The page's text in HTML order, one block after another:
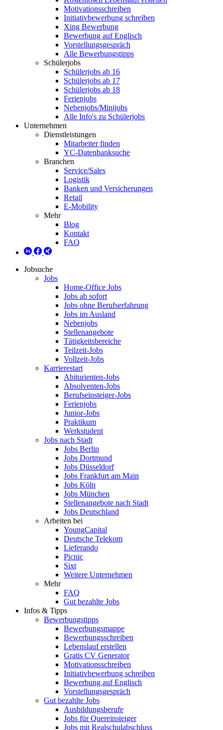
Motivationsschreiben
Initiativbewerbung schreiben
Xing Bewerbung
Bewerbung auf Englisch
Vorstellungsgespräch
Alle Bewerbungstipps
Schülerjobs
Schülerjobs ab 16
Schülerjobs ab 17
Schülerjobs ab 18
Ferienjobs
Nebenjobs/Minijobs
Alle Info's zu Schülerjobs
Unternehmen
Dienstleistungen
Mitarbeiter finden
YC-Datenbanksuche
Branchen
Service/Sales
Logistik
Banken und Versicherungen
Retail
E-Mobility
Mehr
Blog
Kontakt
FAQ
Jobsuche
Jobs
Home-Office Jobs
Jobs ab sofort
Jobs ohne Berufserfahrung
Jobs im Ausland
Nebenjobs
Stellenangebote
Tätigkeitsbereiche
Teilzeit-Jobs
Vollzeit-Jobs
Karrierestart
Abiturienten-Jobs
Absolventen-Jobs
Berufseinsteiger-Jobs
Ferienjobs
Junior-Jobs
Praktikum
Werkstudent
Jobs nach Stadt
Jobs Berlin
Jobs Dortmund
Jobs Düsseldorf
Jobs Frankfurt am Main
Jobs Köln
Jobs München
Stellenangebote nach Stadt
Jobs Deutschland
Arbeiten bei
YoungCapital
Deutsche Telekom
Lieferando
Picnic
Sixt
Weitere Unternehmen
Mehr
FAQ
Gut bezahlte Jobs
Infos & Tipps
Bewerbungstipps
Bewerbungsmappe
Bewerbungsschreiben
Lebenslauf erstellen
Gratis CV Generator
Motivationsschreiben
Initiativbewerbung schreiben
Bewerbung auf Englisch
Vorstellungsgespräch
Gut bezahlte Jobs
Ausbildungsberufe
Jobs für Quereinsteiger
Jobs mit Realschulabschluss